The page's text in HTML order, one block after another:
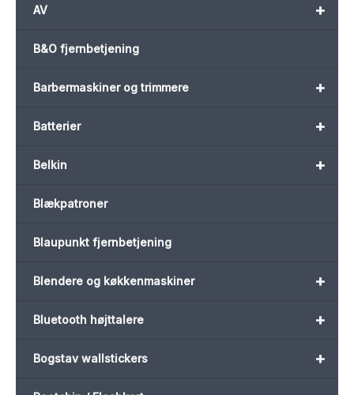
+
AV
B&O fjernbetjening
+
Barbermaskiner og trimmere
+
Batterier
+
Belkin
Blækpatroner
Blaupunkt fjernbetjening
+
Blendere og køkkenmaskiner
+
Bluetooth højttalere
+
Bogstav wallstickers